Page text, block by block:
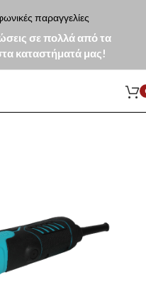
παραγγελίες
σε πολλά από τα
καταστήματά μας!